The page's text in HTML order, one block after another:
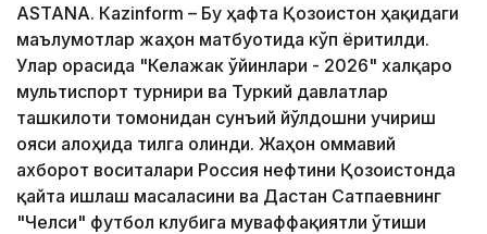
ASTANА. Кazinform – Бу ҳафта Қозоғистон ҳақидаги
маълумотлар жаҳон матбуотида кўп ёритилди.
Улар орасида "Келажак ўйинлари - 2026" халқаро
мультиспорт турнири ва Туркий давлатлар
ташкилоти томонидан сунъий йўлдошни учириш
ғояси алоҳида тилга олинди. Жаҳон оммавий
ахборот воситалари Россия нефтини Қозоғистонда
қайта ишлаш масаласини ва Дастан Сатпаевнинг
"Челси" футбол клубига муваффақиятли ўтиши